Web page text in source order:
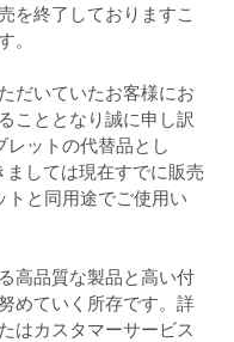
を終了しておりますこ
。
だいていたお客様にお
こととなり誠に申し訳
レットの代替品とし
しては現在すでに販売
トと同用途でご使用い
高品質な製品と高い付
めていく所存です。詳
はカスタマーサービス